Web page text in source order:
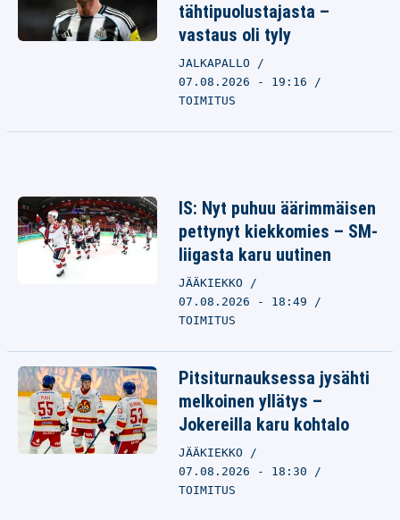
tähtipuolustajasta –
vastaus oli tyly
JALKAPALLO
07.08.2026 - 19:16
TOIMITUS
IS: Nyt puhuu äärimmäisen
pettynyt kiekkomies – SM-
liigasta karu uutinen
JÄÄKIEKKO
07.08.2026 - 18:49
TOIMITUS
Pitsiturnauksessa jysähti
melkoinen yllätys –
Jokereilla karu kohtalo
JÄÄKIEKKO
07.08.2026 - 18:30
TOIMITUS